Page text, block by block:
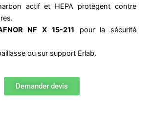
actif et HEPA protègent contre
NF X 15-211 pour la sécurité
ou sur support Erlab.
Demander devis